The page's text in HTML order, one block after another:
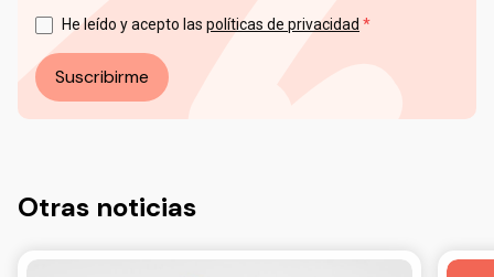
datos a través del correo electrónico: info@ceddd.org
He leído y acepto las políticas de privacidad
Suscribirme
Otras noticias